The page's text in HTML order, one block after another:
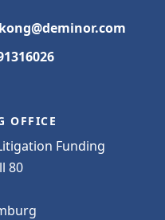
OFFICE
Funding
80